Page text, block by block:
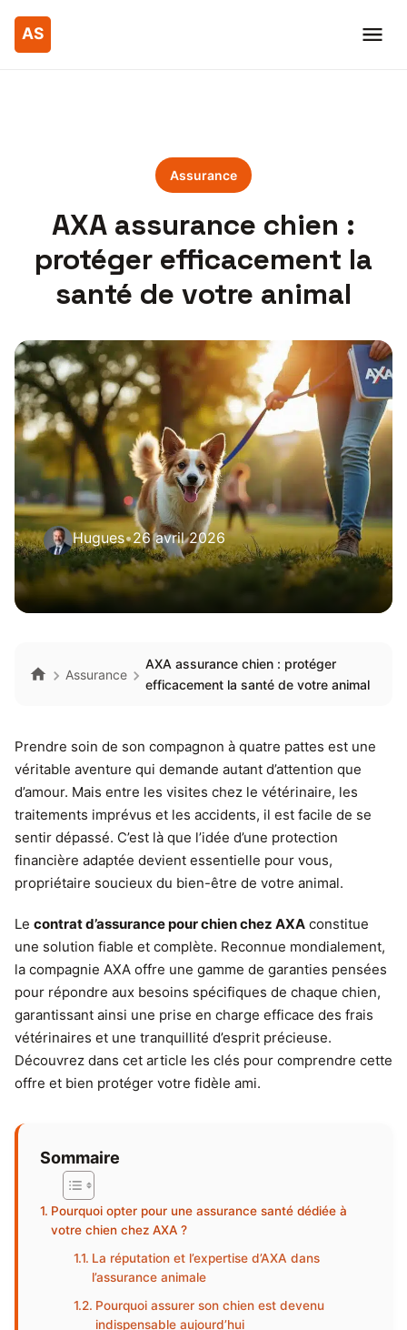
Assurance
AXA assurance chien :
protéger efficacement la
santé de votre animal
Hugues•26 avril 2026
Assurance
AXA assurance chien : protéger
efficacement la santé de votre animal
Prendre soin de son compagnon à quatre pattes est une
véritable aventure qui demande autant d’attention que
d’amour. Mais entre les visites chez le vétérinaire, les
traitements imprévus et les accidents, il est facile de se
sentir dépassé. C’est là que l’idée d’une protection
financière adaptée devient essentielle pour vous,
propriétaire soucieux du bien-être de votre animal.
Le contrat d’assurance pour chien chez AXA constitue
une solution fiable et complète. Reconnue mondialement,
la compagnie AXA offre une gamme de garanties pensées
pour répondre aux besoins spécifiques de chaque chien,
garantissant ainsi une prise en charge efficace des frais
vétérinaires et une tranquillité d’esprit précieuse.
Découvrez dans cet article les clés pour comprendre cette
offre et bien protéger votre fidèle ami.
Sommaire
Pourquoi opter pour une assurance santé dédiée à
votre chien chez AXA ?
La réputation et l’expertise d’AXA dans
l’assurance animale
Pourquoi assurer son chien est devenu
indispensable aujourd’hui